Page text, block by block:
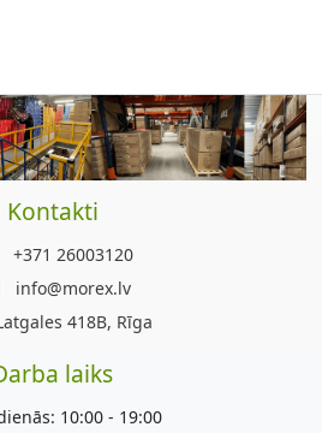
Kontakti
+371 26003120
info@morex.lv
418B, Rīga
laiks
10:00 - 19:00